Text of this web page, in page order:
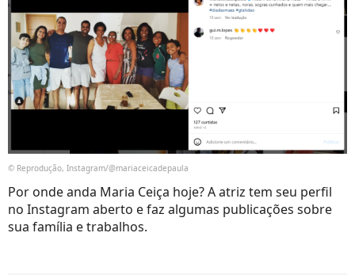
© Reprodução, Instagram/@mariaceicadepaula
Por onde anda Maria Ceiça hoje? A atriz tem seu perfil
no Instagram aberto e faz algumas publicações sobre
sua família e trabalhos.